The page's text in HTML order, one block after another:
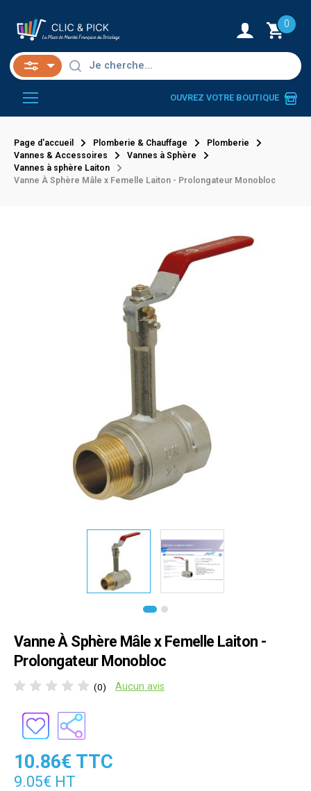
0
OUVREZ VOTRE BOUTIQUE
Page d'accueil Plomberie & Chauffage
Plomberie
Vannes & Accessoires
Vannes à Sphère
Vannes à sphère Laiton
Vanne À Sphère Mâle x Femelle Laiton - Prolongateur Monobloc
Vanne À Sphère Mâle x Femelle Laiton -
Prolongateur Monobloc
(0) Aucun avis
10.86€ TTC
9.05€ HT